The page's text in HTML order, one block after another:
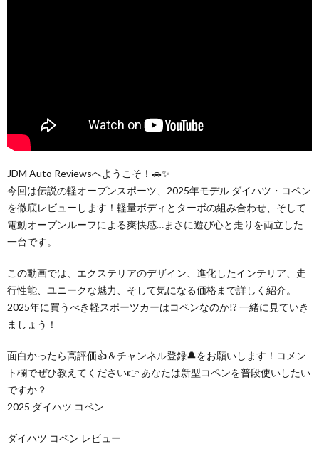
JDM Auto Reviewsへようこそ！🚗✨
今回は伝説の軽オープンスポーツ、2025年モデル ダイハツ・コペン
を徹底レビューします！軽量ボディとターボの組み合わせ、そして
電動オープンルーフによる爽快感…まさに遊び心と走りを両立した
一台です。
この動画では、エクステリアのデザイン、進化したインテリア、走
行性能、ユニークな魅力、そして気になる価格まで詳しく紹介。
2025年に買うべき軽スポーツカーはコペンなのか!? 一緒に見ていき
ましょう！
面白かったら高評価👍＆チャンネル登録🔔をお願いします！コメン
ト欄でぜひ教えてください👉 あなたは新型コペンを普段使いしたい
ですか？
2025 ダイハツ コペン
ダイハツ コペン レビュー